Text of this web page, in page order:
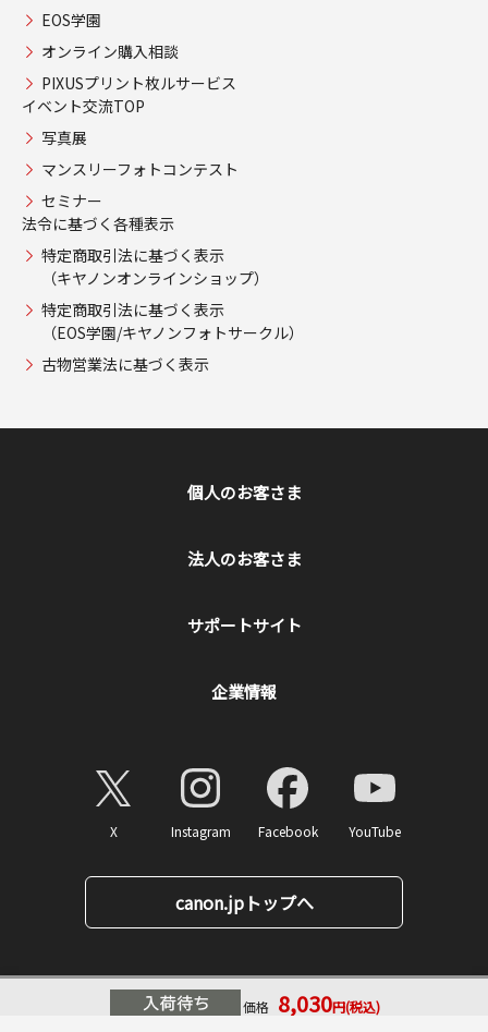
価格 8,030円(税込)
EOS学園
オンライン購入相談
PIXUSプリント枚ルサービス
イベント交流TOP
写真展
マンスリーフォトコンテスト
セミナー
法令に基づく各種表示
特定商取引法に基づく表示
（キヤノンオンラインショップ）
特定商取引法に基づく表示
（EOS学園/キヤノンフォトサークル）
古物営業法に基づく表示
個人のお客さま
法人のお客さま
サポートサイト
企業情報
X Instagram Facebook YouTube
canon.jpトップへ